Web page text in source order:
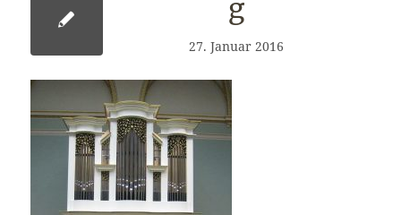
g
27. Januar 2016